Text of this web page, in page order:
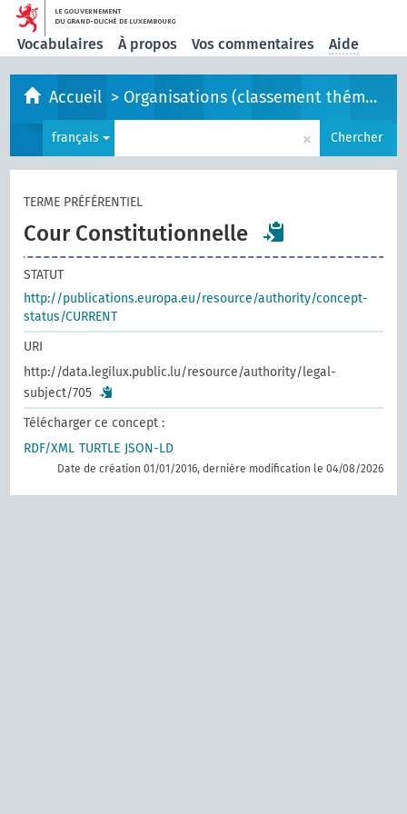
Vocabulaires À propos Vos commentaires Aide
Accueil > Organisations (classement thématique)
français × Chercher
TERME PRÉFÉRENTIEL
Cour Constitutionnelle
STATUT
http://publications.europa.eu/resource/authority/concept-
status/CURRENT
URI
http://data.legilux.public.lu/resource/authority/legal-
subject/705
Télécharger ce concept :
RDF/XML TURTLE JSON-LD
Date de création 01/01/2016, dernière modification le 04/08/2026